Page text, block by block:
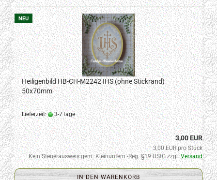
NEU
Heiligenbild HB-CH-M2242 IHS (ohne Stickrand)
50x70mm
Lieferzeit: 3-7Tage
3,00 EUR
3,00 EUR pro Stück
Kein Steuerausweis gem. Kleinuntern.-Reg. §19 UStG zzgl.Versand
IN DEN WARENKORB